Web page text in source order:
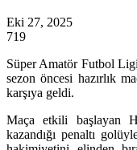
Eki 27, 2025
719
Süper Amatör Futbol
sezon öncesi hazırlık
karşıya geldi.
Maça etkili başlayan
kazandığı penaltı